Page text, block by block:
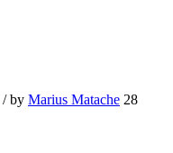
/by Marius Matache 28